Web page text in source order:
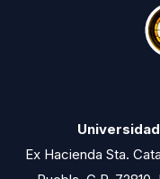
Ex Hacienda Sta.